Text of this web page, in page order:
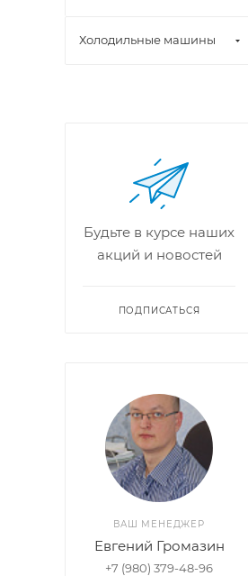
Холодильные машины
Будьте в курсе наших
акций и новостей
ПОДПИСАТЬСЯ
ВАШ МЕНЕДЖЕР
Евгений Громазин
+7 (980) 379-48-96